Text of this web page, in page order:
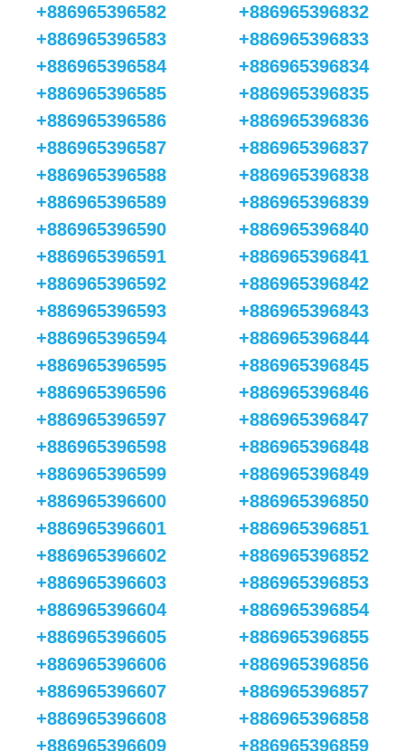
+886965396582
+886965396583
+886965396584
+886965396585
+886965396586
+886965396587
+886965396588
+886965396589
+886965396590
+886965396591
+886965396592
+886965396593
+886965396594
+886965396595
+886965396596
+886965396597
+886965396598
+886965396599
+886965396600
+886965396601
+886965396602
+886965396603
+886965396604
+886965396605
+886965396606
+886965396607
+886965396608
+886965396609
+886965396832
+886965396833
+886965396834
+886965396835
+886965396836
+886965396837
+886965396838
+886965396839
+886965396840
+886965396841
+886965396842
+886965396843
+886965396844
+886965396845
+886965396846
+886965396847
+886965396848
+886965396849
+886965396850
+886965396851
+886965396852
+886965396853
+886965396854
+886965396855
+886965396856
+886965396857
+886965396858
+886965396859